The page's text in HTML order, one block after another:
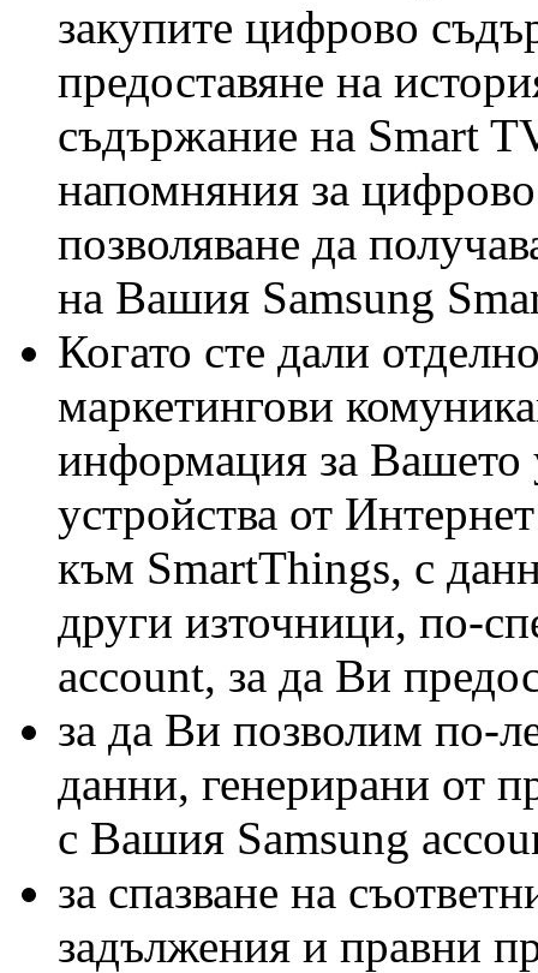
закупите цифрово
предоставяне на
съдържание на Smart
напомняния за
позволяване да
на Вашия Samsung
Когато сте дали
маркетингови
информация за
устройства от
към SmartThings, с
други източници, по-
account, за да Ви
за да Ви позволим по-
данни, генерирани от
с Вашия Samsung
за спазване на
задължения и правни